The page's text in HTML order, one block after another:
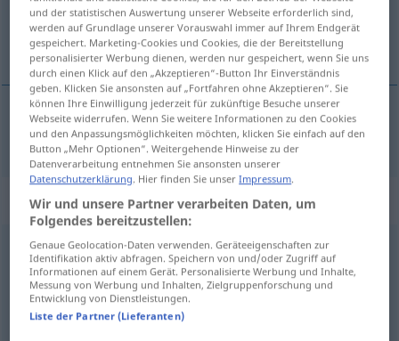
(Für mehr Details die Übersetzung anklicken/antippen)
romper, quebrar, arrancar
romper,quebrar,arrancar losbrechen
„losbrechen“: intransitives Verb
losbrechenv/i <irr,sep ;s.>
Übersicht aller Übersetzungen
(Für mehr Details die Übersetzung anklicken/antippen)
und der statistischen Auswertung unserer Webseite erforderlich sind,
werden auf Grundlage unserer Vorauswahl immer auf Ihrem Endgerät
gespeichert. Marketing-Cookies und Cookies, die der Bereitstellung
personalisierter Werbung dienen, werden nur gespeichert, wenn Sie uns
durch einen Klick auf den „Akzeptieren“-Button Ihr Einverständnis
geben. Klicken Sie ansonsten auf „Fortfahren ohne Akzeptieren“. Sie
können Ihre Einwilligung jederzeit für zukünftige Besuche unserer
Webseite widerrufen. Wenn Sie weitere Informationen zu den Cookies
und den Anpassungsmöglichkeiten möchten, klicken Sie einfach auf den
Button „Mehr Optionen“. Weitergehende Hinweise zu der
Datenverarbeitung entnehmen Sie ansonsten unserer
Datenschutzerklärung. Hier finden Sie unserImpressum.
Wir und unsere Partner verarbeiten Daten, um
Folgendes bereitzustellen:
Genaue Geolocation-Daten verwenden. Geräteeigenschaften zur
Identifikation aktiv abfragen. Speichern von und/oder Zugriff auf
Informationen auf einem Gerät. Personalisierte Werbung und Inhalte,
Messung von Werbung und Inhalten, Zielgruppenforschung und
Entwicklung von Dienstleistungen.
Liste der Partner (Lieferanten)